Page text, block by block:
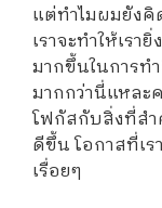
แต่ทำไมผมยังคิ
เราจะทำให้เรา
มากขึ้นในการท
มากกว่านี่แหละ
โฟกัสกับสิ่งที่ส
ดีขึ้น โอกาสที่เ
เรื่อยๆ